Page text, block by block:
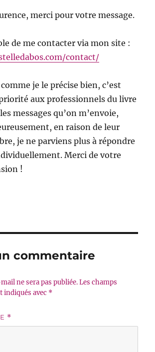
merci pour votre message.
de me contacter via mon site :
contact/
je le précise bien, c’est
aux professionnels du livre
messages qu’on m’envoie,
en raison de leur
je ne parviens plus à répondre
Merci de votre
!
commentaire
ne sera pas publiée. Les champs
indiqués avec *
*